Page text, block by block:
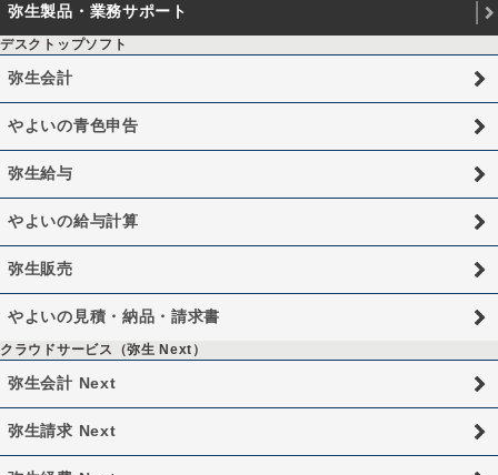
弥生製品・業務サポート
デスクトップソフト
弥生会計
やよいの青色申告
弥生給与
やよいの給与計算
弥生販売
やよいの見積・納品・請求書
クラウドサービス（弥生 Next）
弥生会計 Next
弥生請求 Next